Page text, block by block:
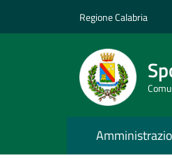
Regione Calabria